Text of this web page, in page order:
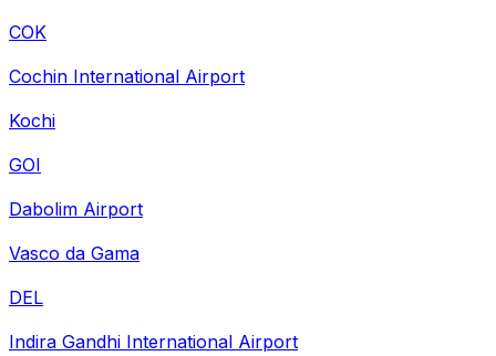
COK
Cochin International Airport
Kochi
GOI
Dabolim Airport
Vasco da Gama
DEL
Indira Gandhi International Airport